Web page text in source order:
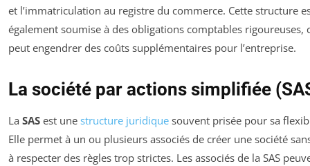
et l’immatriculation au registre du commerce. Cette structure
également soumise à des obligations comptables rigoureuses,
peut engendrer des coûts supplémentaires pour l’entreprise.
La société par actions simplifiée
La SAS est une structure juridique souvent prisée pour sa
Elle permet à un ou plusieurs associés de créer une société
à respecter des règles trop strictes. Les associés de la SAS